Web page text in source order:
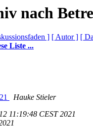
nach
] [ Autor ] [
Liste ...
Hauke Stieler
11:19:48 CEST 2021